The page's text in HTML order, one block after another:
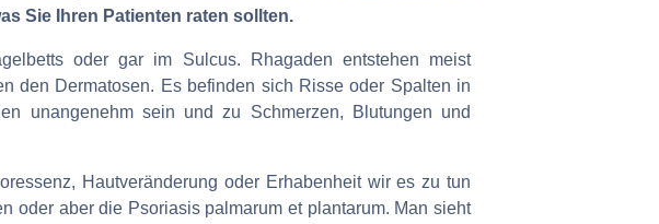
Sie Ihren Patienten raten sollten.
oder gar im Sulcus. Rhagaden entstehen meist
den Dermatosen. Es befinden sich Risse oder Spalten in
unangenehm sein und zu Schmerzen, Blutungen und
Hautveränderung oder Erhabenheit wir es zu tun
oder aber die Psoriasis palmarum et plantarum. Man sieht